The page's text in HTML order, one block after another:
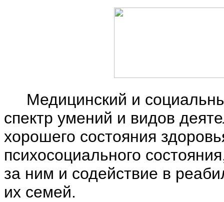
Медицинский и
спектр умений и видов
хорошего состояния
психосоциального
за ним и содействие в
их семей.